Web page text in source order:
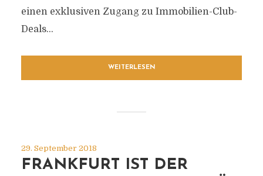
einen exklusiven Zugang zu Immobilien-Club-
Deals...
WEITERLESEN
29. September 2018
FRANKFURT IST DER